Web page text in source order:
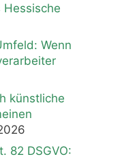
Wenn
künstliche
82 DSGVO: